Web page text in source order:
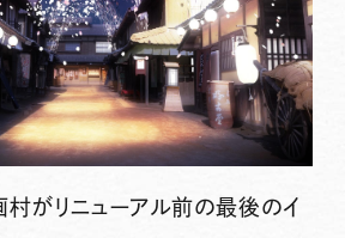
がリニューアル前の最後のイ